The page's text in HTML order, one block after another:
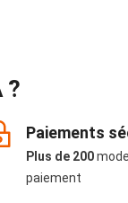
?
Paiements
Plus de 200
paiement